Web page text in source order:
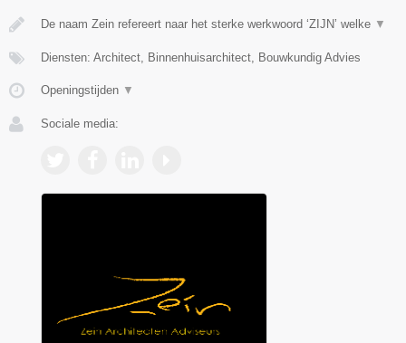
De naam Zein refereert naar het sterke werkwoord ‘ZIJN’ welke ▼
Diensten: Architect, Binnenhuisarchitect, Bouwkundig Advies
Openingstijden ▼
Sociale media: